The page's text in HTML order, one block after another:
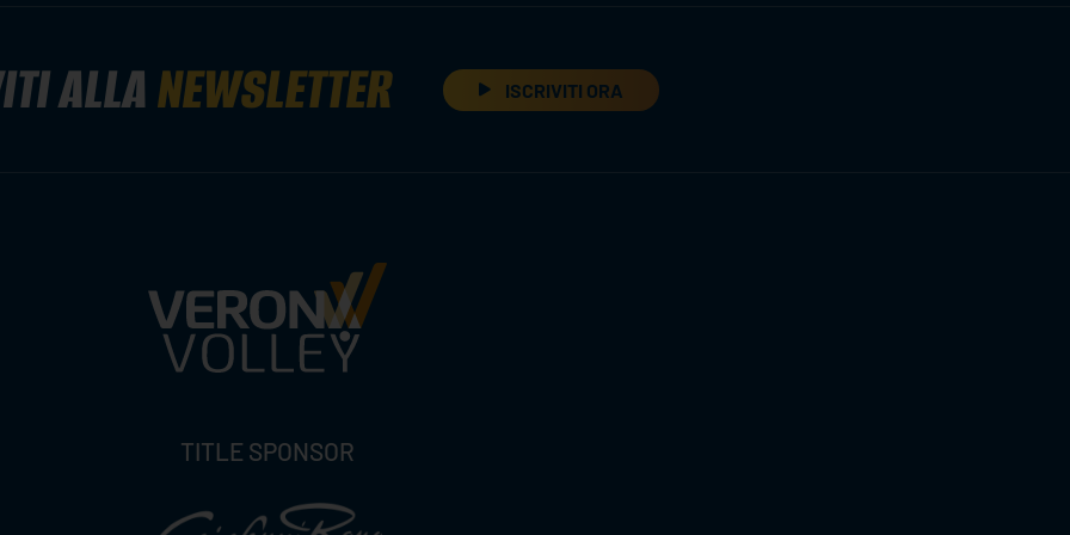
ALLANEWSLETTER ISCRIVITI ORA
TITLE SPONSOR